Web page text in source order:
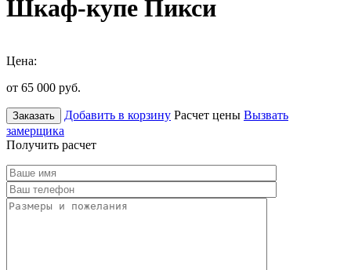
Шкаф-купе Пикси
Цена:
от 65 000 руб.
Заказать Добавить в корзину Расчет цены Вызвать
замерщика
Получить расчет